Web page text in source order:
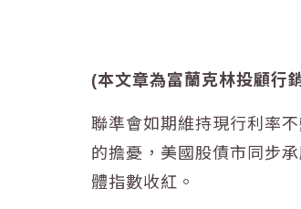
(本文章為富蘭克林投顧行
聯準會如期維持現行利率
的擔憂，美國股債市同步
體指數收紅。